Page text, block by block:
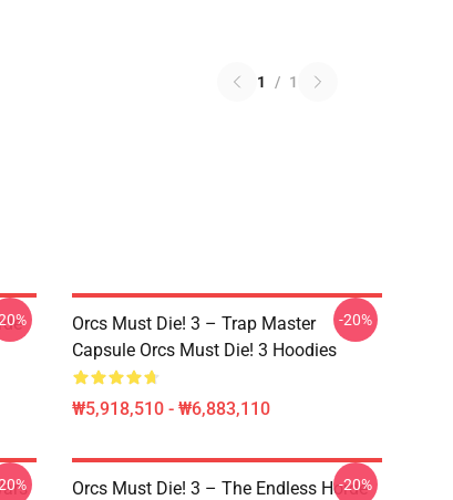
1 / 1
Orcs Must Die! 3 – Trap Master
Capsule Orcs Must Die! 3 Hoodies
₩5,918,510 - ₩6,883,110
-20%
Orcs Must Die! 3 – The Endless Horde
-20%